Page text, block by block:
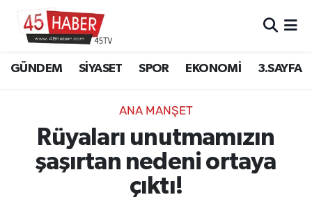
GÜNDEM SİYASET SPOR EKONOMİ 3.SAYFA
ANA MANŞET
Rüyaları unutmamızın
şaşırtan nedeni ortaya
çıktı!
SİYASET
EKONOMİ
Manisa Hava Durumu
Manisa Trafik Yoğunluk Haritası
Süper Lig Puan Durumu ve Fikstür